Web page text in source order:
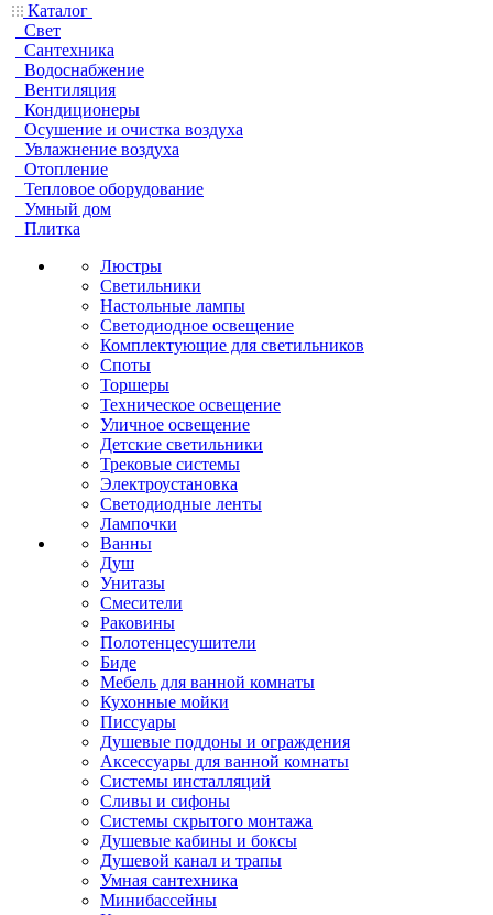
Каталог
Свет
Сантехника
Водоснабжение
Вентиляция
Кондиционеры
Осушение и очистка воздуха
Увлажнение воздуха
Отопление
Тепловое оборудование
Умный дом
Плитка
Люстры
Светильники
Настольные лампы
Светодиодное освещение
Комплектующие для светильников
Споты
Торшеры
Техническое освещение
Уличное освещение
Детские светильники
Трековые системы
Электроустановка
Светодиодные ленты
Лампочки
Ванны
Душ
Унитазы
Смесители
Раковины
Полотенцесушители
Биде
Мебель для ванной комнаты
Кухонные мойки
Писсуары
Душевые поддоны и ограждения
Аксессуары для ванной комнаты
Системы инсталляций
Сливы и сифоны
Системы скрытого монтажа
Душевые кабины и боксы
Душевой канал и трапы
Умная сантехника
Минибассейны